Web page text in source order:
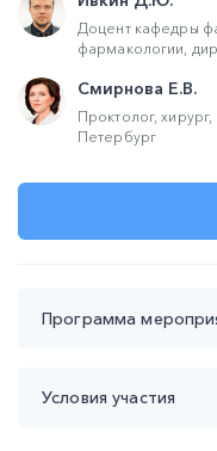
Доцент кафедры
фармакологии,
Смирнова Е.В.
Проктолог,
Петербург
Программа
Условия участия